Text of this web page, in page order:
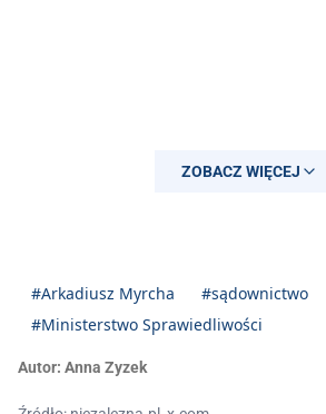
ZOBACZ WIĘCEJ
#Arkadiusz Myrcha #sądownictwo
#Ministerstwo Sprawiedliwości
Autor: Anna Zyzek